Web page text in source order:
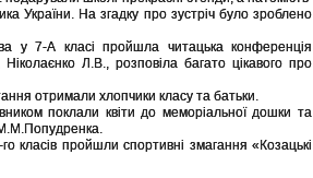
України. На згадку про зустріч було зроблено
7-А класі пройшла читацька конференція
Л.В., розповіла багато цікавого про
отримали хлопчики класу та батьки.
поклали квіти до меморіальної дошки та
М.М.Попудренка.
пройшли спортивні змагання «Козацькі